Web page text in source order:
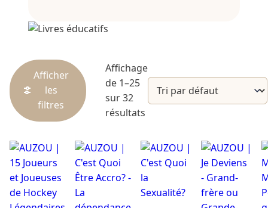
Afficher
les
filtres
Affichage
de 1–25
sur 32
résultats
Catégories
Cadeaux &
Occasions
Carte